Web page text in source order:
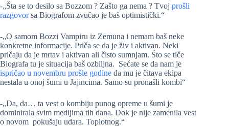
-„Šta se to desilo sa Bozzom ? Zašto ga nema ? Tvoj prošli
razgovorsa Biografom zvučao je baš optimistički.“
-„O samom Bozzi Vampiru iz Zemuna i nemam baš neke
konkretne informacije. Priča se da je živ i aktivan. Neki
pričaju da je mrtav i aktivan ali čisto sumnjam. Što se tiče
Biografa tu je situacija baš ozbiljna. Sećate se da nam je
ispričao u novembru prošle godine da mu je čitava ekipa
nestala u onoj šumi u Jajincima. Samo su pronašli kombi“
-„Da, da… ta vest o kombiju punog opreme u šumi je
dominirala svim medijima tih dana. Dok je nije zamenila vest
o novom pokušaju udara. Toplotnog.“